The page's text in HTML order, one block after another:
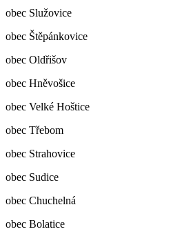
obec Služovice
obec Štěpánkovice
obec Oldřišov
obec Hněvošice
obec Velké Hoštice
obec Třebom
obec Strahovice
obec Sudice
obec Chuchelná
obec Bolatice